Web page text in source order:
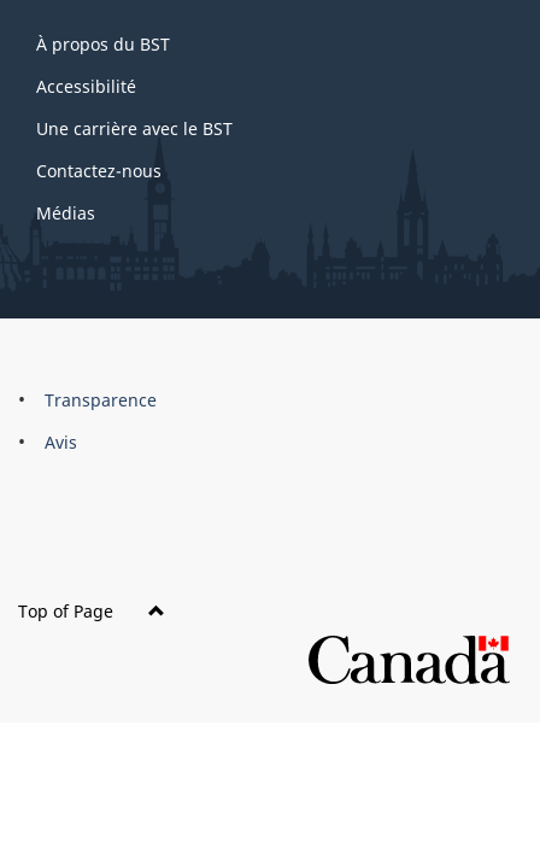
this
site
À propos du BST
Accessibilité
Une carrière avec le BST
Contactez-nous
Médias
About
this
Brand
Transparence
Avis
Top of Page